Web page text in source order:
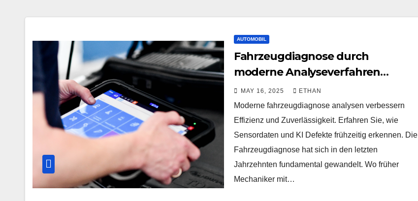
AUTOMOBIL
Fahrzeugdiagnose durch
moderne Analyseverfahren
verbessern
MAY 16, 2025 ETHAN
Moderne fahrzeugdiagnose analysen verbessern
Effizienz und Zuverlässigkeit. Erfahren Sie, wie
Sensordaten und KI Defekte frühzeitig erkennen. Die
Fahrzeugdiagnose hat sich in den letzten
Jahrzehnten fundamental gewandelt. Wo früher
Mechaniker mit…